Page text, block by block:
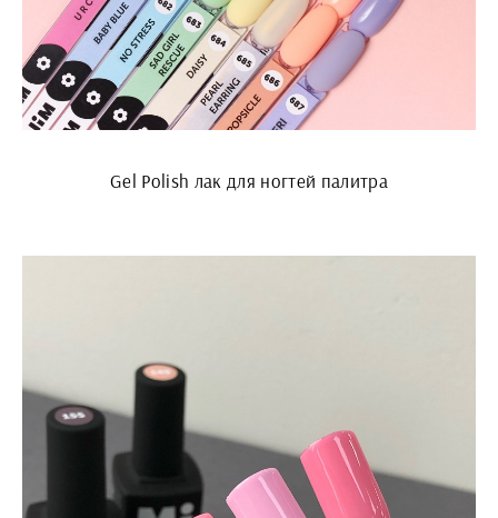
Gel Polish лак для ногтей палитра